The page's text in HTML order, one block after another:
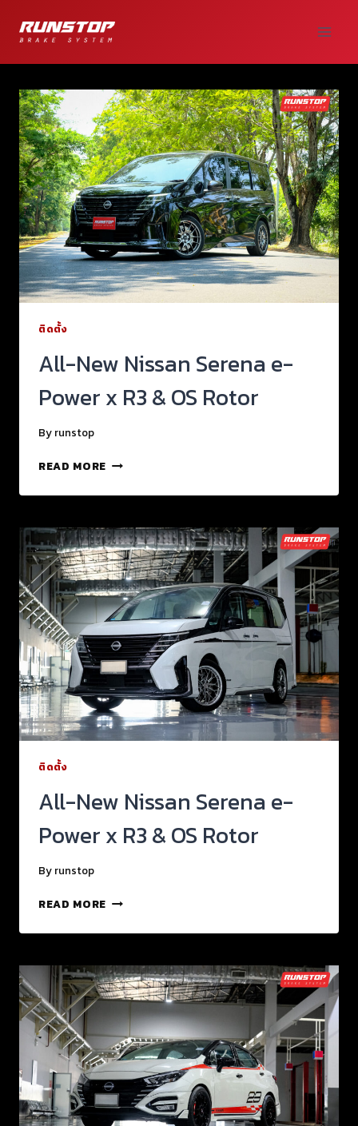
ติดตั้ง
All-New Nissan Serena e-
Power x R3 & OS Rotor
By runstop
READ MORE
ติดตั้ง
All-New Nissan Serena e-
Power x R3 & OS Rotor
By runstop
READ MORE